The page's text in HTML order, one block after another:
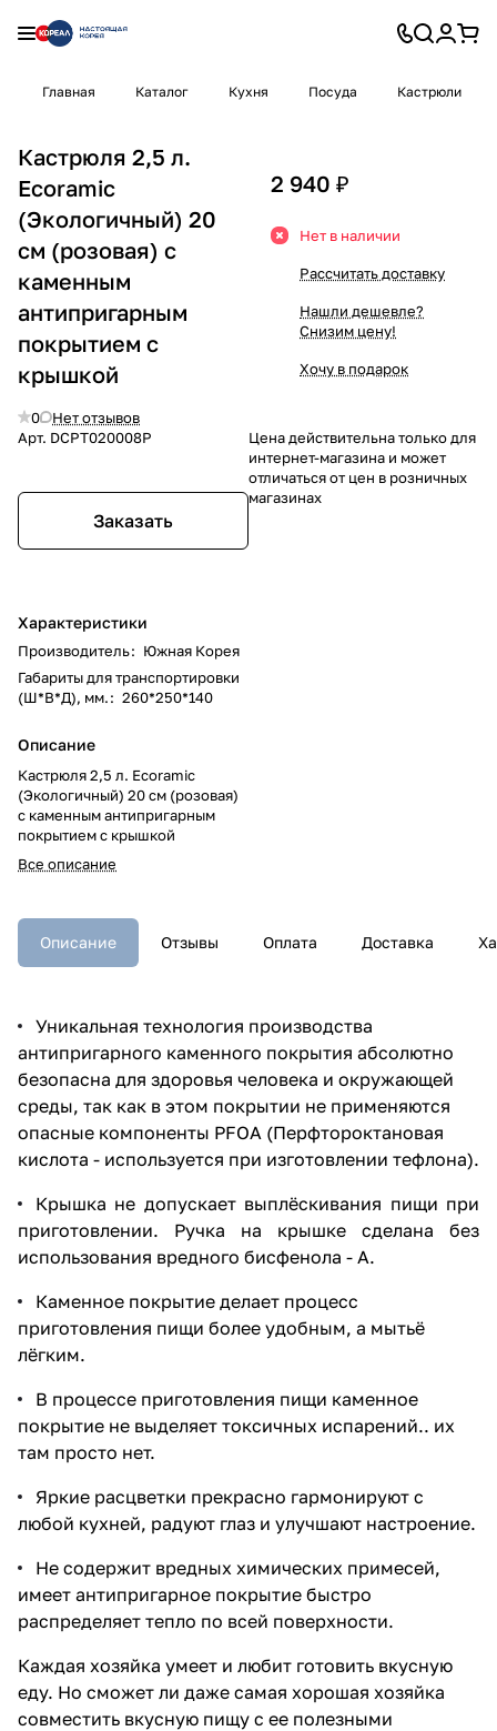
Главная Каталог Кухня Посуда Кастрюли
Кастрюля 2,5 л.
Ecoramic
(Экологичный) 20
см (розовая) с
каменным
антипригарным
покрытием с
крышкой
0
Нет отзывов
Арт. DCPT020008P
Заказать
Характеристики
Производитель: Южная Корея
Габариты для транспортировки
(Ш*В*Д), мм.: 260*250*140
Описание
Кастрюля 2,5 л. Ecoramic
(Экологичный) 20 см (розовая)
с каменным антипригарным
покрытием с крышкой
Все описание
2 940 ₽
Нет в наличии
Рассчитать доставку
Нашли дешевле?
Снизим цену!
Хочу в подарок
Цена действительна только для
интернет-магазина и может
отличаться от цен в розничных
магазинах
Описание Отзывы Оплата Доставка
Уникальная технология производства
антипригарного каменного покрытия абсолютно
безопасна для здоровья человека и окружающей
среды, так как в этом покрытии не применяются
опасные компоненты PFOA (Перфтороктановая
кислота - используется при изготовлении тефлона).
Крышка не допускает выплёскивания пищи при
приготовлении. Ручка на крышке сделана без
использования вредного бисфенола - А.
Каменное покрытие делает процесс
приготовления пищи более удобным, а мытьё
лёгким.
В процессе приготовления пищи каменное
покрытие не выделяет токсичных испарений.. их
там просто нет.
Яркие расцветки прекрасно гармонируют с
любой кухней, радуют глаз и улучшают настроение.
Не содержит вредных химических примесей,
имеет антипригарное покрытие быстро
распределяет тепло по всей поверхности.
Каждая хозяйка умеет и любит готовить вкусную
еду. Но сможет ли даже самая хорошая хозяйка
совместить вкусную пищу с ее полезными